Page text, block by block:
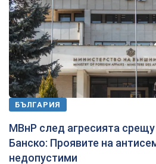
БЪЛГАРИЯ
МВнР след агресията
Банско: Проявите на
недопустими